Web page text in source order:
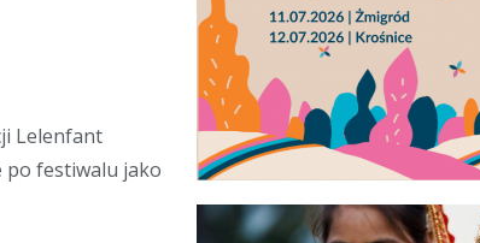
Lelenfant
po festiwalu jako